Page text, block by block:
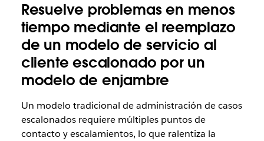
Resuelve problemas en menos
tiempo mediante el reemplazo
de un modelo de servicio al
cliente escalonado por un
modelo de enjambre
Un modelo tradicional de administración de casos
escalonados requiere múltiples puntos de
contacto y escalamientos, lo que ralentiza la